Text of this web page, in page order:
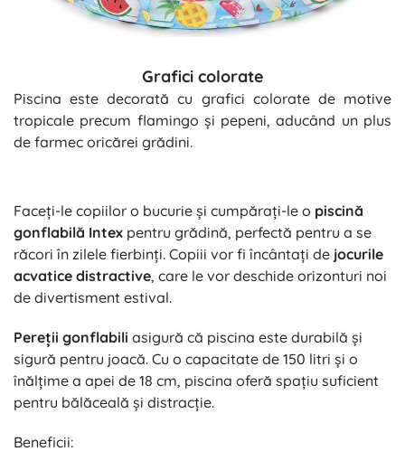
Grafici colorate
Piscina este decorată cu grafici colorate de motive
tropicale precum flamingo și pepeni, aducând un plus
de farmec oricărei grădini.
Faceți-le copiilor o bucurie și cumpărați-le o piscină
gonflabilă Intex pentru grădină, perfectă pentru a se
răcori în zilele fierbinți. Copiii vor fi încântați de jocurile
acvatice distractive, care le vor deschide orizonturi noi
de divertisment estival.
Pereții gonflabili asigură că piscina este durabilă și
sigură pentru joacă. Cu o capacitate de 150 litri și o
înălțime a apei de 18 cm, piscina oferă spațiu suficient
pentru bălăceală și distracție.
Beneficii: